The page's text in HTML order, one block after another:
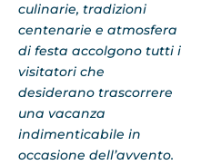
culinarie, tradizioni
centenarie e atmosfera
di festa accolgono tutti i
visitatori che
desiderano trascorrere
una vacanza
indimenticabile in
occasione dell’avvento.